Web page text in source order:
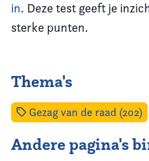
in. Deze test geeft je
sterke punten.
Thema's
Gezag van de raad (202)
Andere pagina's